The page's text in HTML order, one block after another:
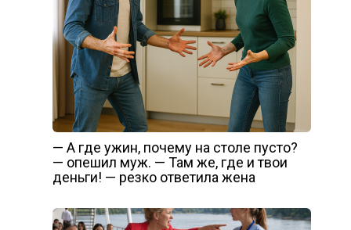
— А где ужин, почему на столе пусто?
— опешил муж. — Там же, где и твои
деньги! — резко ответила жена